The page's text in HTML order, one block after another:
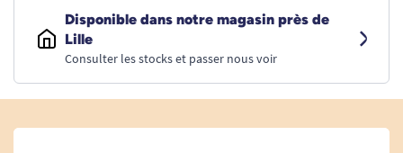
Disponible dans notre magasin près de
Lille
Consulter les stocks et passer nous voir